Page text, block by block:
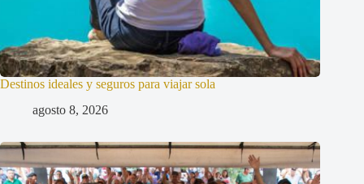
Destinos ideales y seguros para viajar sola
agosto 8, 2026